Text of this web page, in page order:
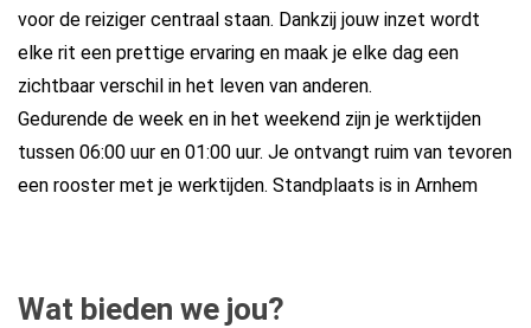
voor de reiziger centraal staan. Dankzij jouw inzet wordt
elke rit een prettige ervaring en maak je elke dag een
zichtbaar verschil in het leven van anderen.
Gedurende de week en in het weekend zijn je werktijden
tussen 06:00 uur en 01:00 uur. Je ontvangt ruim van tevoren
een rooster met je werktijden. Standplaats is in Arnhem
Wat bieden we jou?